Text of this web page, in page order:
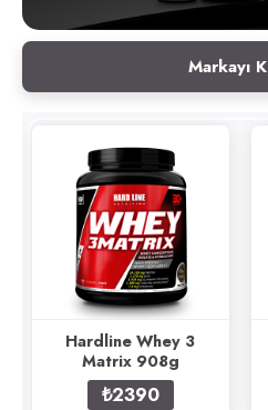
Markayı
Hardline Whey 3
Matrix 908g
₺2390